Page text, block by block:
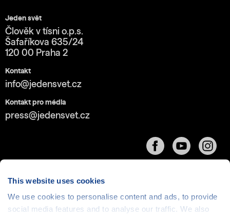
This website uses cookies
We use cookies to personalise content and ads, to provide
social media features and to analyse our traffic. We also
Jeden svět
Člověk v tísni o.p.s.
Šafaříkova 635/24
120 00 Praha 2
Kontakt
info@jedensvet.cz
Kontakt pro média
press@jedensvet.cz
Cookies| © 1999-2026 Člověk v tísni o.p.s., web běží